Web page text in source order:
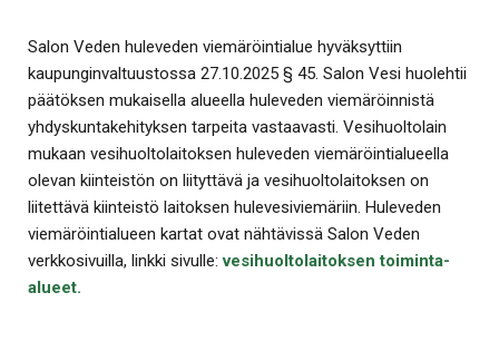
Salon Veden huleveden viemäröintialue hyväksyttiin
kaupunginvaltuustossa 27.10.2025 § 45. Salon Vesi huolehtii
päätöksen mukaisella alueella huleveden viemäröinnistä
yhdyskuntakehityksen tarpeita vastaavasti. Vesihuoltolain
mukaan vesihuoltolaitoksen huleveden viemäröintialueella
olevan kiinteistön on liityttävä ja vesihuoltolaitoksen on
liitettävä kiinteistö laitoksen hulevesiviemäriin. Huleveden
viemäröintialueen kartat ovat nähtävissä Salon Veden
verkkosivuilla, linkki sivulle:vesihuoltolaitoksen toiminta-
alueet.